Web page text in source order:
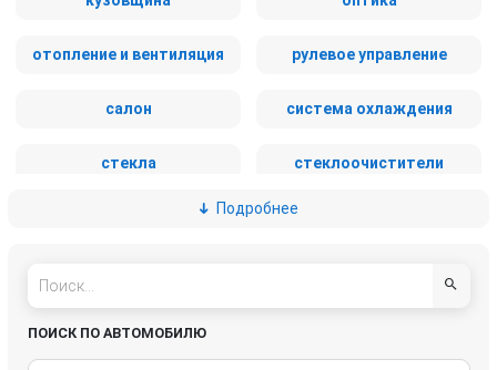
отопление и вентиляция рулевое управление
салон система охлаждения
стекла стеклоочистители
топливная система Подробнее
ПОИСК ПО АВТОМОБИЛЮ